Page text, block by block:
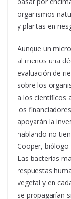
organismos
y plantas en
Aunque un
al menos una
evaluación de
sobre los
a los científicos
los
apoyarán la
hablando no
Cooper, biólogo
Las bacterias
respuestas
vegetal y en
se propagarían